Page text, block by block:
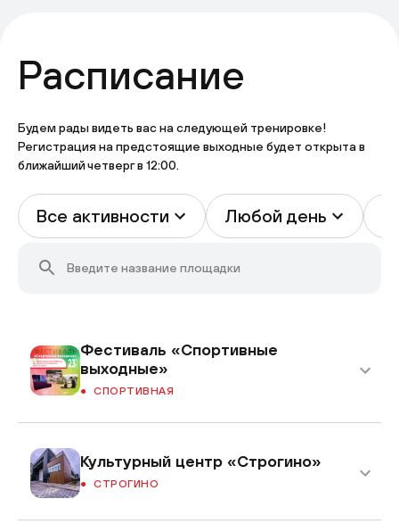
Расписание
Будем рады видеть вас на следующей тренировке!
Регистрация на предстоящие выходные будет открыта в
ближайший четверг в 12:00.
Все активности Любой день
Фестиваль «Спортивные
выходные»
СПОРТИВНАЯ
Культурный центр «Строгино»
СТРОГИНО